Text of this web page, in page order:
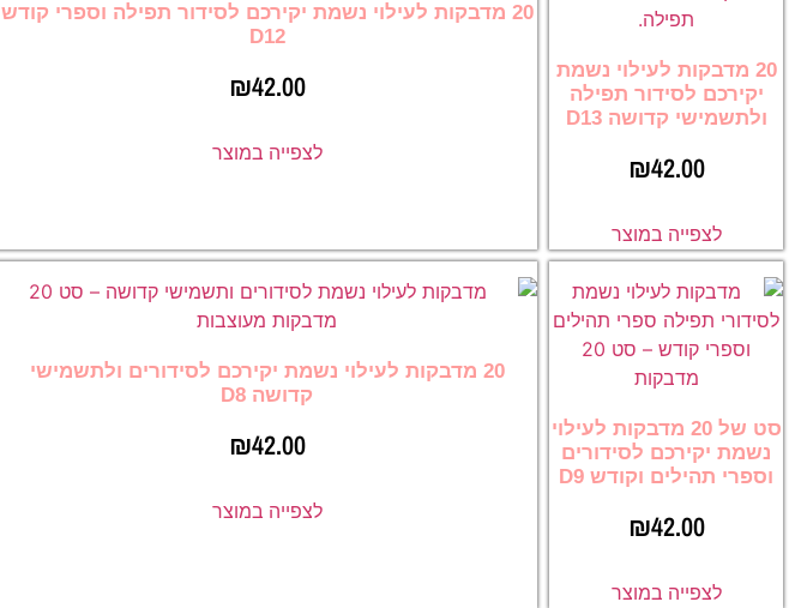
20 מדבקות לעילוי נשמת
יקירכם לסידור תפילה
ולתשמישי קדושה D13
₪42.00
לצפייה במוצר
20 מדבקות לעילוי נשמת יקירכם לסידור תפילה וספרי קודש
D12
₪42.00
לצפייה במוצר
סט של 20 מדבקות לעילוי
נשמת יקירכם לסידורים
וספרי תהילים וקודש D9
₪42.00
לצפייה במוצר
20 מדבקות לעילוי נשמת יקירכם לסידורים ולתשמישי
קדושה D8
₪42.00
לצפייה במוצר